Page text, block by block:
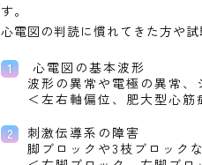
す。
心電図の判読に慣れてきた方や
心電図の基本波形
波形の異常や電極の異常、
＜左右軸偏位、肥大型心
刺激伝導系の障害
脚ブロックや3枝ブロック